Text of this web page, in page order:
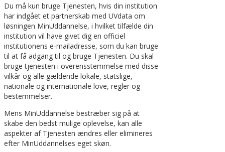
Du må kun bruge Tjenesten, hvis din institution
har indgået et partnerskab med UVdata om
løsningen MinUddannelse, i hvilket tilfælde din
institution vil have givet dig en officiel
institutionens e-mailadresse, som du kan bruge
til at få adgang til og bruge Tjenesten. Du skal
bruge tjenesten i overensstemmelse med disse
vilkår og alle gældende lokale, statslige,
nationale og internationale love, regler og
bestemmelser.
Mens MinUddannelse bestræber sig på at
skabe den bedst mulige oplevelse, kan alle
aspekter af Tjenesten ændres eller elimineres
efter MinUddannelses eget skøn.